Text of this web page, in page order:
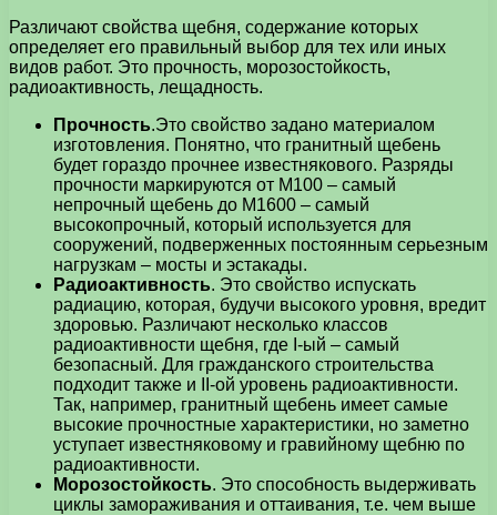
Различают свойства щебня, содержание которых
определяет его правильный выбор для тех или иных
видов работ. Это прочность, морозостойкость,
радиоактивность, лещадность.
Прочность.Это свойство задано материалом
изготовления. Понятно, что гранитный щебень
будет гораздо прочнее известнякового. Разряды
прочности маркируются от М100 – самый
непрочный щебень до М1600 – самый
высокопрочный, который используется для
сооружений, подверженных постоянным серьезным
нагрузкам – мосты и эстакады.
Радиоактивность. Это свойство испускать
радиацию, которая, будучи высокого уровня, вредит
здоровью. Различают несколько классов
радиоактивности щебня, где I-ый – самый
безопасный. Для гражданского строительства
подходит также и II-ой уровень радиоактивности.
Так, например, гранитный щебень имеет самые
высокие прочностные характеристики, но заметно
уступает известняковому и гравийному щебню по
радиоактивности.
Морозостойкость. Это способность выдерживать
циклы замораживания и оттаивания, т.е. чем выше